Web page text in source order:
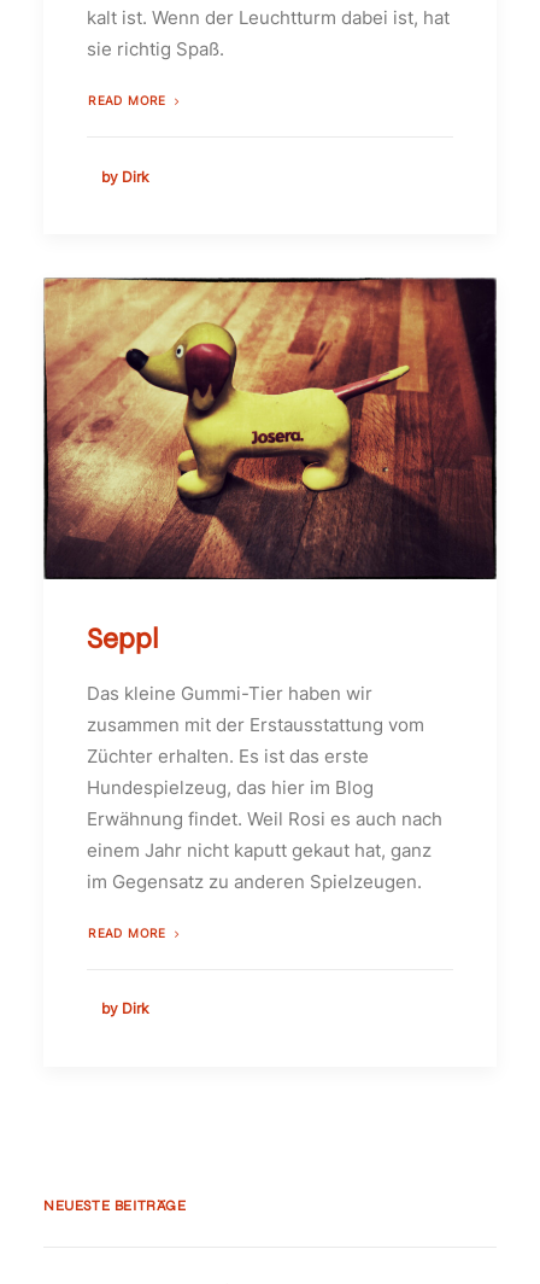
kalt ist. Wenn der Leuchtturm dabei ist, hat
sie richtig Spaß.
READ MORE
by Dirk
Seppl
Das kleine Gummi-Tier haben wir
zusammen mit der Erstausstattung vom
Züchter erhalten. Es ist das erste
Hundespielzeug, das hier im Blog
Erwähnung findet. Weil Rosi es auch nach
einem Jahr nicht kaputt gekaut hat, ganz
im Gegensatz zu anderen Spielzeugen.
READ MORE
by Dirk
NEUESTE BEITRÄGE